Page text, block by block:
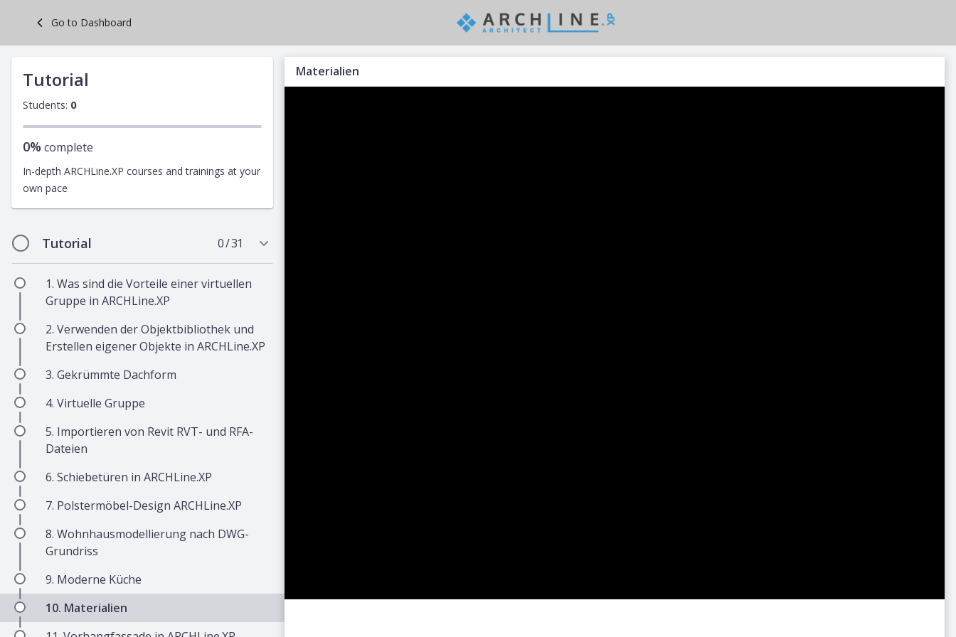
content
Go to Dashboard
Tutorial
Students: 0
0% complete
In-depth ARCHLine.XP courses and trainings at your
own pace
Tutorial 0 / 31
1. Was sind die Vorteile einer virtuellen
Gruppe in ARCHLine.XP
2. Verwenden der Objektbibliothek und
Erstellen eigener Objekte in ARCHLine.XP
3. Gekrümmte Dachform
4. Virtuelle Gruppe
5. Importieren von Revit RVT- und RFA-
Dateien
6. Schiebetüren in ARCHLine.XP
7. Polstermöbel-Design ARCHLine.XP
8. Wohnhausmodellierung nach DWG-
Grundriss
9. Moderne Küche
10. Materialien
Materialien